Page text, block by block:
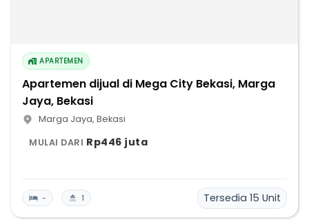
APARTEMEN
Apartemen dijual di Mega City Bekasi, Marga
Jaya, Bekasi
Marga Jaya, Bekasi
MULAI DARI Rp446 juta
- 1 Tersedia 15 Unit